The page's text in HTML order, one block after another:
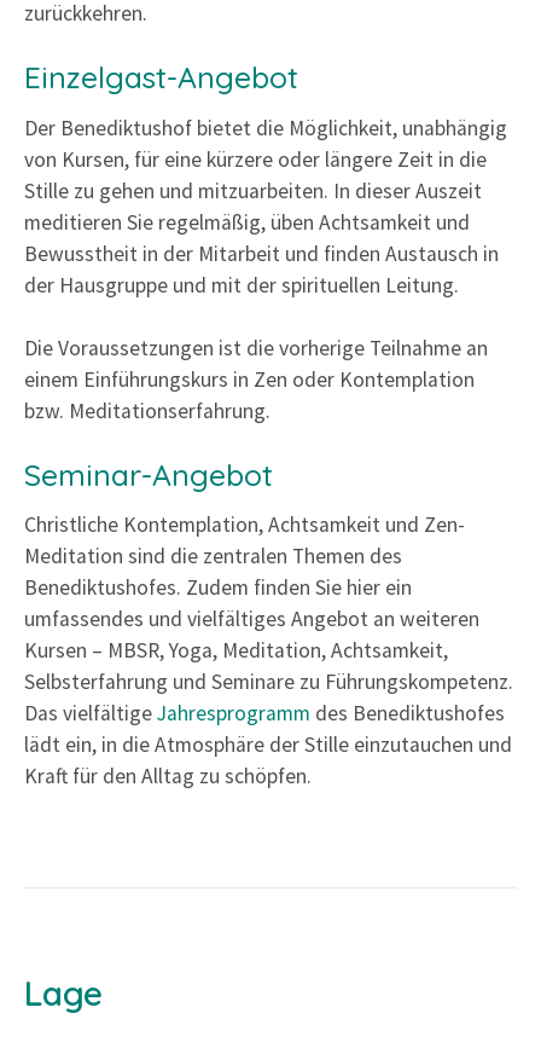
zurückkehren.
Einzelgast-Angebot
Der Benediktushof bietet die Möglichkeit, unabhängig
von Kursen, für eine kürzere oder längere Zeit in die
Stille zu gehen und mitzuarbeiten. In dieser Auszeit
meditieren Sie regelmäßig, üben Achtsamkeit und
Bewusstheit in der Mitarbeit und finden Austausch in
der Hausgruppe und mit der spirituellen Leitung.
Die Voraussetzungen ist die vorherige Teilnahme an
einem Einführungskurs in Zen oder Kontemplation
bzw. Meditationserfahrung.
Seminar-Angebot
Christliche Kontemplation, Achtsamkeit und Zen-
Meditation sind die zentralen Themen des
Benediktushofes. Zudem finden Sie hier ein
umfassendes und vielfältiges Angebot an weiteren
Kursen – MBSR, Yoga, Meditation, Achtsamkeit,
Selbsterfahrung und Seminare zu Führungskompetenz.
Das vielfältigeJahresprogramm des Benediktushofes
lädt ein, in die Atmosphäre der Stille einzutauchen und
Kraft für den Alltag zu schöpfen.
Lage